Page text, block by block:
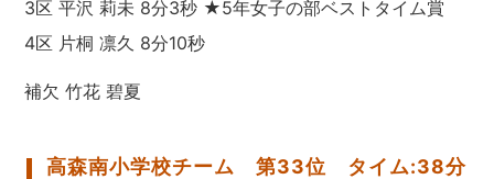
3区 平沢 莉未 8分3秒 ★5年女子の部ベストタイム賞
4区 片桐 凛久 8分10秒
補欠 竹花 碧夏
高森南小学校チーム 第33位 タイム:38分